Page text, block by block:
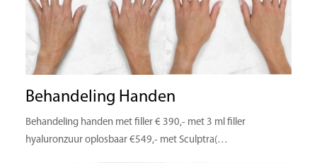
Behandeling Handen
Behandeling handen met filler € 390,- met 3 ml filler
hyaluronzuur oplosbaar €549,- met Sculptra(…